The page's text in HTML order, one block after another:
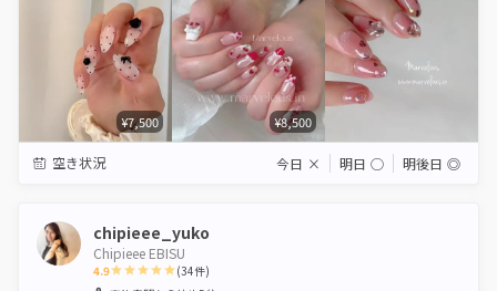
¥7,500 ¥8,500
空き状況 今日 × 明日 ◯ 明後日 ◎
chipieee_yuko
Chipieee EBISU
4.9 (34件)